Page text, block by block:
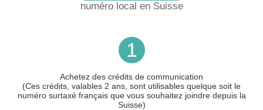
numéro local en Suisse
1
Achetez des crédits de communication
(Ces crédits, valables 2 ans, sont utilisables quelque soit le
numéro surtaxé français que vous souhaitez joindre depuis la
Suisse)